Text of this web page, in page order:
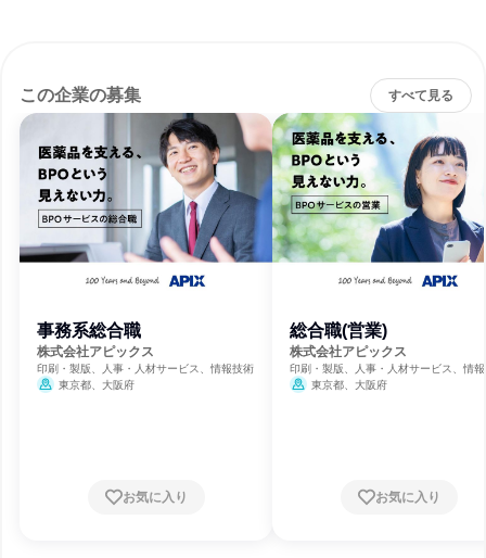
この企業の募集 すべて見る
事務系総合職
株式会社アピックス
印刷・製版、人事・人材サービス、情報技術
東京都、大阪府
お気に入り
総合職(営業)
株式会社アピックス
印刷・製版、人事・人材サービス、情
東京都、大阪府
お気に入り